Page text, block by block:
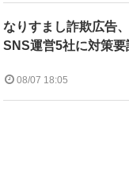
なりすまし詐欺広告
SNS運営5社に対策要
08/07 18:05